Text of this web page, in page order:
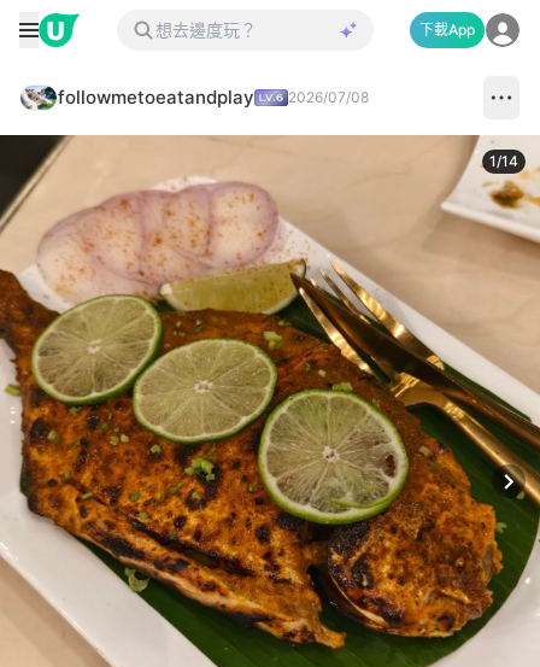
下載App
followmetoeatandplay 2026/07/08
1/14